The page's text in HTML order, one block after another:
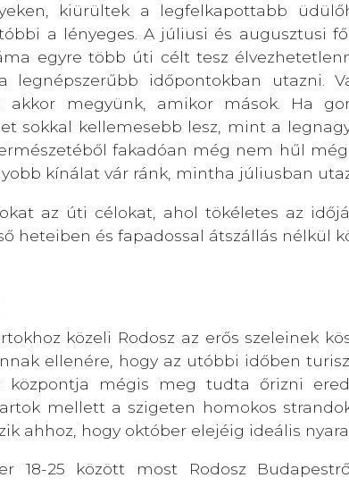
kiürültek a legfelkapottabb
a lényeges. A júliusi és augusztusi
egyre több úti célt tesz
legnépszerűbb időpontokban utazni.
akkor megyünk, amikor mások. Ha
sokkal kellemesebb lesz, mint a
fakadóan még nem hűl még
kínálat vár ránk, mintha júliusban
az úti célokat, ahol tökéletes az
heteiben és fapadossal átszállás nélkül
közeli Rodosz az erős szeleinek
ellenére, hogy az utóbbi időben
központja mégis meg tudta őrizni
mellett a szigeten homokos
ahhoz, hogy október elejéig ideális
18-25 között most Rodosz